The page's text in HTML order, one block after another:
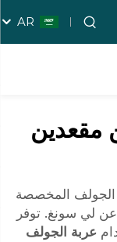
AR
مقعدين
المخصصة
عن لي سونغ. توفر
عربة الجولف